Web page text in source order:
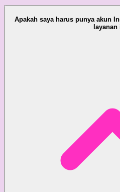
Apakah saya harus punya akun